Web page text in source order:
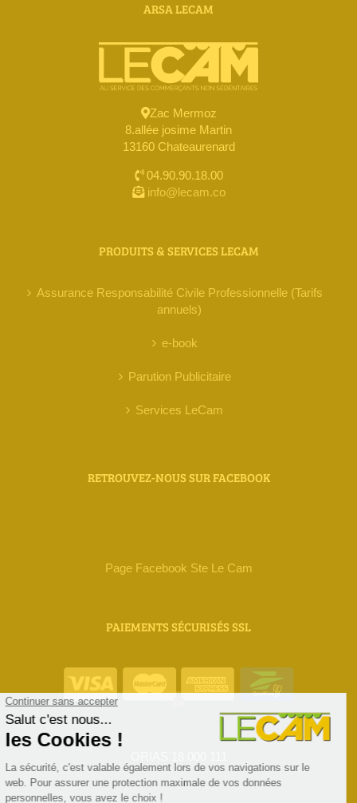
ARSA LECAM
Zac Mermoz
8.allée josime Martin
13160 Chateaurenard
04.90.90.18.00
info@lecam.co
PRODUITS & SERVICES LECAM
Assurance Responsabilité Civile Professionnelle (Tarifs
annuels)
e-book
Parution Publicitaire
Services LeCam
RETROUVEZ-NOUS SUR FACEBOOK
Page Facebook Ste Le Cam
PAIEMENTS SÉCURISÉS SSL